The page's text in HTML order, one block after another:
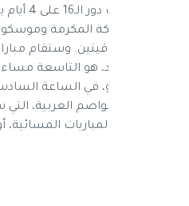
بتوقيت مكة المكرمة وموسكو.
11 يوليو، بتوقيت مسائي واحد، هو
فكما ذكر سابقا، سيقام مساء الأحد
بشكل كبير للعواصم العربية،
لمشاهدة المباريات المسائية،